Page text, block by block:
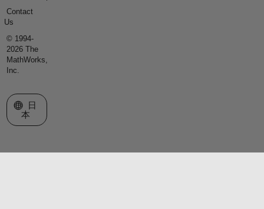
Contact
Us
© 1994-
2026 The
MathWorks,
Inc.
Web サイトの選択
日
本